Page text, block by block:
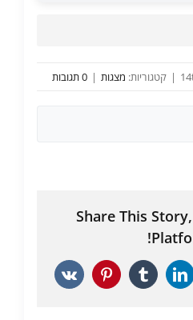
| קטגוריות: מצגות | 0 תגובות
Share This
LinkedIn
Tumblr
Pinterest
Vk